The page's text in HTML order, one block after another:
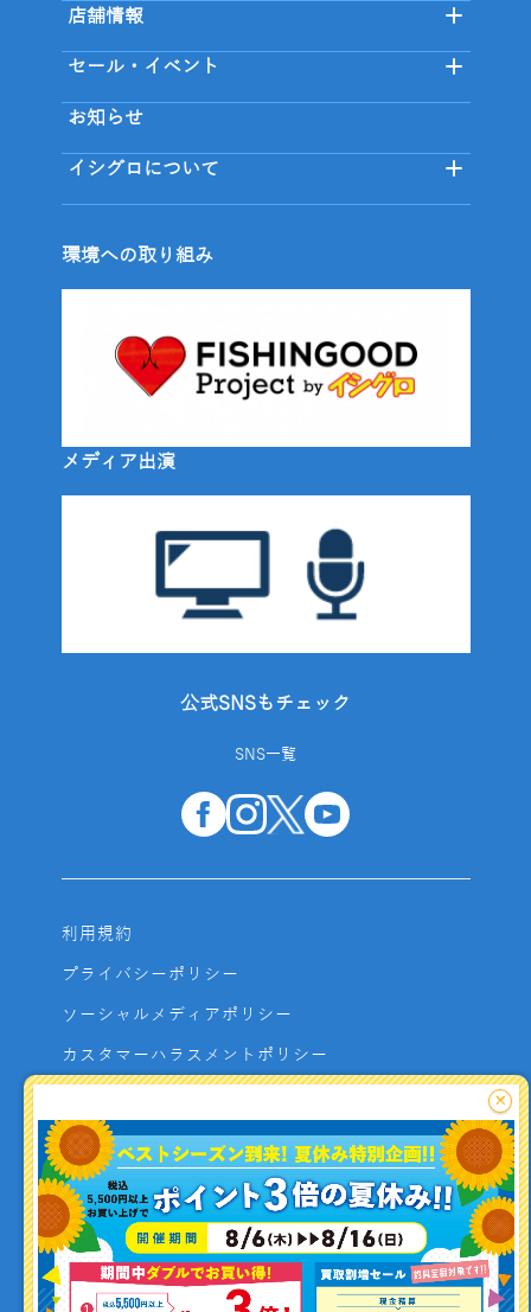
釣り情報を
投稿する
店舗情報
セール・イベント
お知らせ
イシグロについて
環境への取り組み
メディア出演
公式SNSもチェック
SNS一覧
利用規約
プライバシーポリシー
ソーシャルメディアポリシー
カスタマーハラスメントポリシー
よくあるご質問
お問い合わせ
利用者資金の保全方法
×